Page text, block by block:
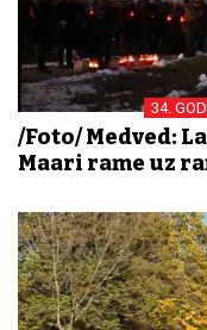
34.
/Foto/ Medved:
Mađari rame uz